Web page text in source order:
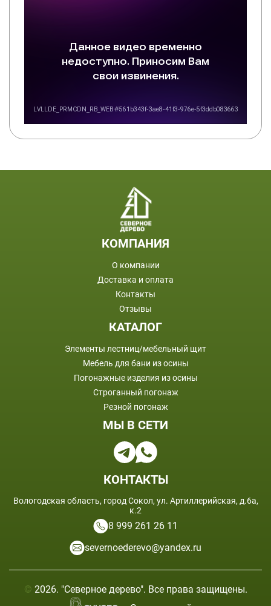
КОМПАНИЯ
О компании
Доставка и оплата
Контакты
Отзывы
КАТАЛОГ
Элементы лестниц/мебельный щит
Мебель для бани из осины
Погонажные изделия из осины
Строганный погонаж
Резной погонаж
МЫ В СЕТИ
КОНТАКТЫ
Вологодская область, город Сокол, ул. Артиллерийская, д.6а,
к.2
8 999 261 26 11
severnoederevo@yandex.ru
© 2026. "Северное дерево". Все права защищены.